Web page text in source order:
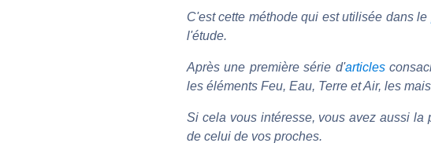
C'est cette méthode qui est utilisée dans le
l'étude.
Après une première série d'articles
les éléments Feu, Eau, Terre et Air, les
Si cela vous intéresse, vous avez aussi
de celui de vos proches.